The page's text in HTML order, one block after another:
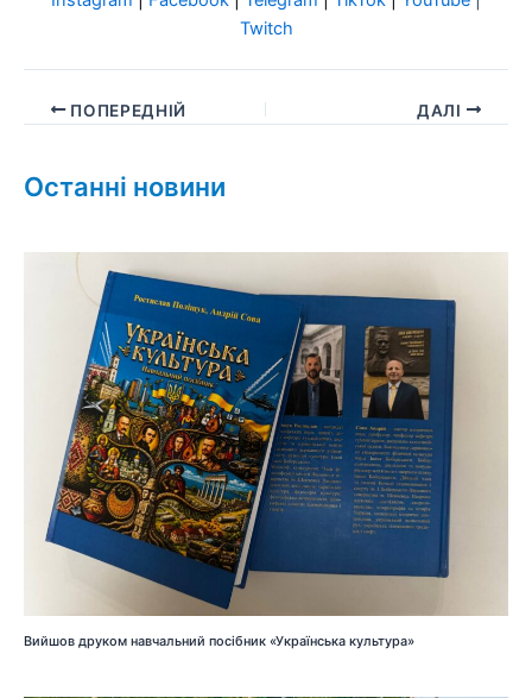
Twitch
ПОПЕРЕДНІЙ ДАЛІ
Останні новини
Вийшов друком навчальний посібник «Українська культура»